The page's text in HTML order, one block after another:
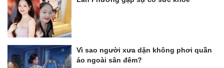
Vì sao người xưa dặn không phơi quần
áo ngoài sân đêm?